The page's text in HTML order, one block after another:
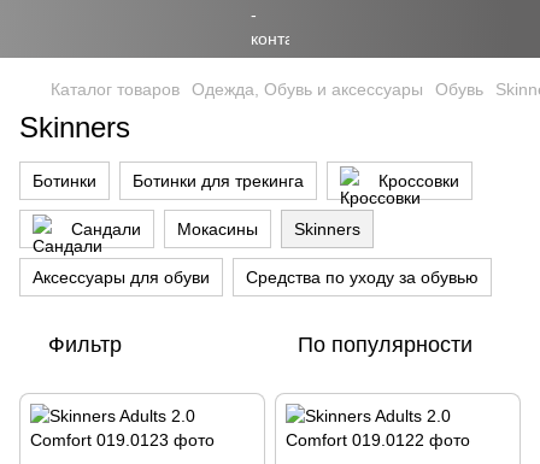
Каталог товаров Одежда, Обувь и аксессуары Обувь
Skinners
Ботинки Ботинки для трекинга Кроссовки
Сандали Мокасины Skinners
Аксессуары для обуви Средства по уходу за обувью
Фильтр По популярности